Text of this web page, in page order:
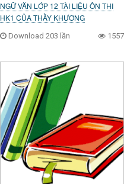
NGỮ VĂN LỚP 12 TÀI LIỆU ÔN THI
HK1 CỦA THẦY KHƯƠNG
Download 203 lần 1557